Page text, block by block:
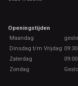
Openingstijden
Maandag
Dinsdag t/m Vrijdag
Zaterdag
Zondag